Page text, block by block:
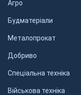
Агро
Будматеріали
Металопрокат
Добриво
Спеціальна техніка
Військова техніка